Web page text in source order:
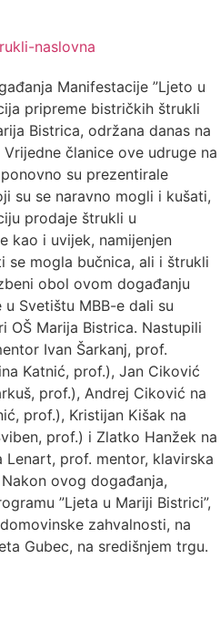
Manifestacije ”Ljeto u
pripreme bistričkih štrukli
Bistrica, održana danas na
članice ove udruge na
su prezentirale
su se naravno mogli i kušati,
prodaje štrukli u
kao i uvijek, namijenjen
se mogla bučnica, ali i štrukli
obol ovom događanju
Svetištu MBB-e dali su
OŠ Marija Bistrica. Nastupili
Ivan Šarkanj, prof.
Katnić, prof.), Jan Ciković
prof.), Andrej Ciković na
prof.), Kristijan Kišak na
prof.) i Zlatko Hanžek na
prof. mentor, klavirska
ovog događanja,
”Ljeta u Mariji Bistrici”,
zahvalnosti, na
Gubec, na središnjem trgu.